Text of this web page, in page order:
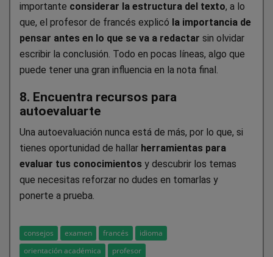
importante considerar la estructura del texto, a lo
que, el profesor de francés explicó la importancia de
pensar antes en lo que se va a redactar sin olvidar
escribir la conclusión. Todo en pocas líneas, algo que
puede tener una gran influencia en la nota final.
8. Encuentra recursos para
autoevaluarte
Una autoevaluación nunca está de más, por lo que, si
tienes oportunidad de hallar herramientas para
evaluar tus conocimientos y descubrir los temas
que necesitas reforzar no dudes en tomarlas y
ponerte a prueba.
consejos examen francés
idioma
orientación académica
profesor